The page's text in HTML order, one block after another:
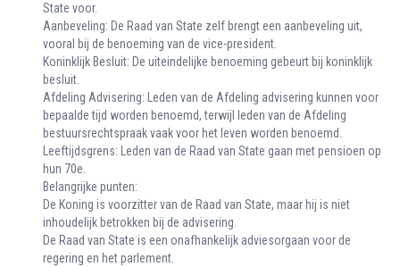
State voor.
Aanbeveling: De Raad van State zelf brengt een aanbeveling uit,
vooral bij de benoeming van de vice-president.
Koninklijk Besluit: De uiteindelijke benoeming gebeurt bij koninklijk
besluit.
Afdeling Advisering: Leden van de Afdeling advisering kunnen voor
bepaalde tijd worden benoemd, terwijl leden van de Afdeling
bestuursrechtspraak vaak voor het leven worden benoemd.
Leeftijdsgrens: Leden van de Raad van State gaan met pensioen op
hun 70e.
Belangrijke punten:
De Koning is voorzitter van de Raad van State, maar hij is niet
inhoudelijk betrokken bij de advisering.
De Raad van State is een onafhankelijk adviesorgaan voor de
regering en het parlement.